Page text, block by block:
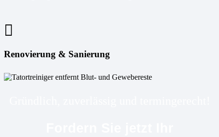
Renovierung & Sanierung